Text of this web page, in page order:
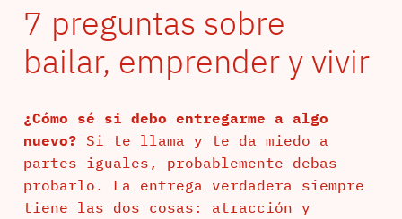
7 preguntas sobre
bailar, emprender y vivir
¿Cómo sé si debo entregarme a algo
nuevo? Si te llama y te da miedo a
partes iguales, probablemente debas
probarlo. La entrega verdadera siempre
tiene las dos cosas: atracción y